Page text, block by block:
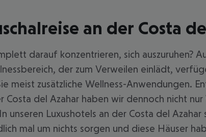
an der Costa
darauf konzentrieren, sich auszuruhen?
der zum Verweilen einlädt,
meist zusätzliche Wellness-Anwendungen.
del Azahar haben wir dennoch nicht
Luxushotels an der Costa del
mal um nichts sorgen und diese Häuser